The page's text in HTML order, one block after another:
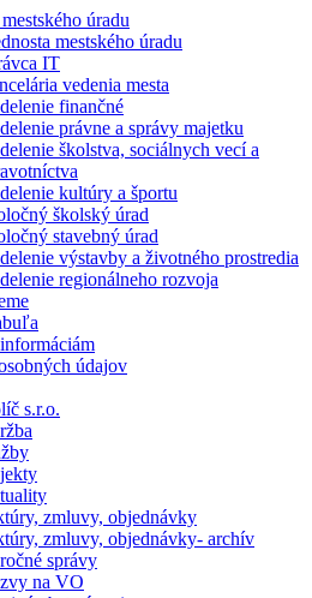
úradu
mestského úradu
IT
vedenia mesta
finančné
právne a správy majetku
školstva, sociálnych vecí a
kultúry a športu
školský úrad
stavebný úrad
výstavby a životného prostredia
regionálneho rozvoja
údajov
s.r.o.
zmluvy, objednávky
zmluvy, objednávky- archív
správy
na VO